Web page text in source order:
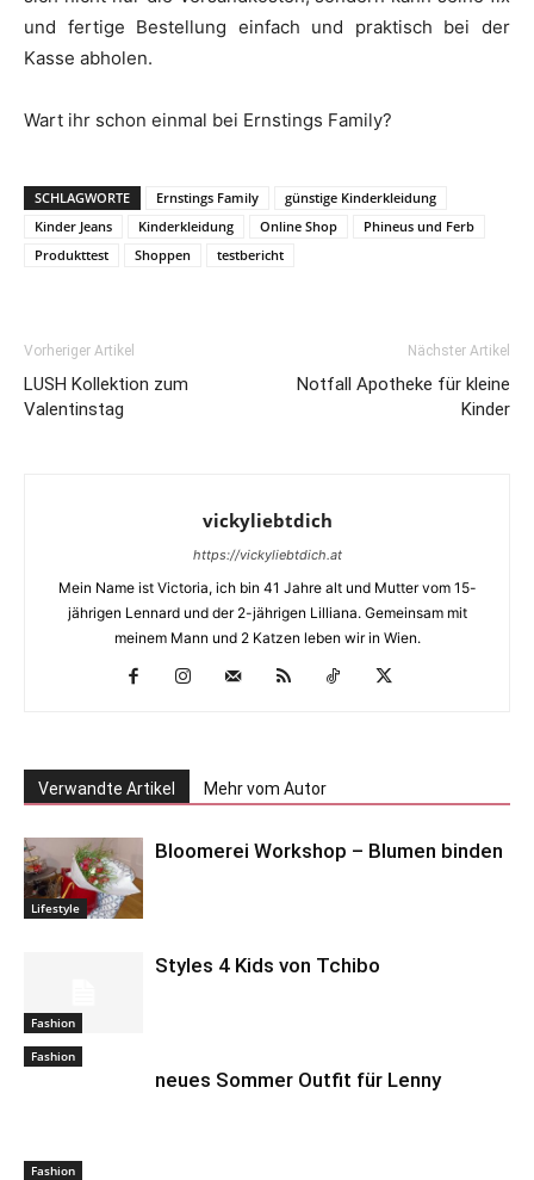
und fertige Bestellung einfach und praktisch bei der
Kasse abholen.
Wart ihr schon einmal bei Ernstings Family?
SCHLAGWORTE Ernstings Family
günstige Kinderkleidung
Kinder Jeans
Kinderkleidung Online Shop
Phineus und Ferb
Produkttest
Shoppen testbericht
Vorheriger Artikel
LUSH Kollektion zum
Valentinstag
Nächster Artikel
Notfall Apotheke für kleine
Kinder
vickyliebtdich
https://vickyliebtdich.at
Mein Name ist Victoria, ich bin 41 Jahre alt und Mutter vom 15-
jährigen Lennard und der 2-jährigen Lilliana. Gemeinsam mit
meinem Mann und 2 Katzen leben wir in Wien.
Verwandte Artikel Mehr vom Autor
Lifestyle
Bloomerei Workshop – Blumen binden
Fashion
Styles 4 Kids von Tchibo
Fashion
neues Sommer Outfit für Lenny
Fashion